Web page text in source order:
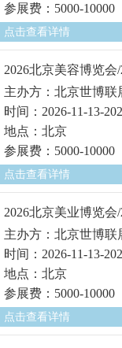
参展费：5000-10000
点击查看详情
2026北京美容博览会
主办方：北京世博联
时间：2026-11-13-
地点：北京
参展费：5000-10000
点击查看详情
2026北京美业博览会
主办方：北京世博联
时间：2026-11-13-
地点：北京
参展费：5000-10000
点击查看详情